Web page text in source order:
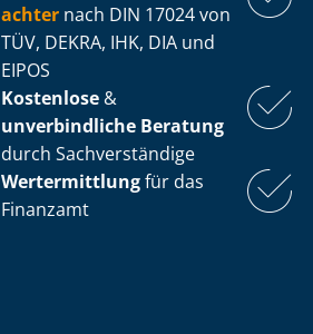
ach­ter nach DIN 17024 von
TÜV, DEKRA, IHK, DIA und
EIPOS
Kostenlose &
unverbindliche Beratung
durch Sachverständige
Wertermittlungfür das
Finanzamt